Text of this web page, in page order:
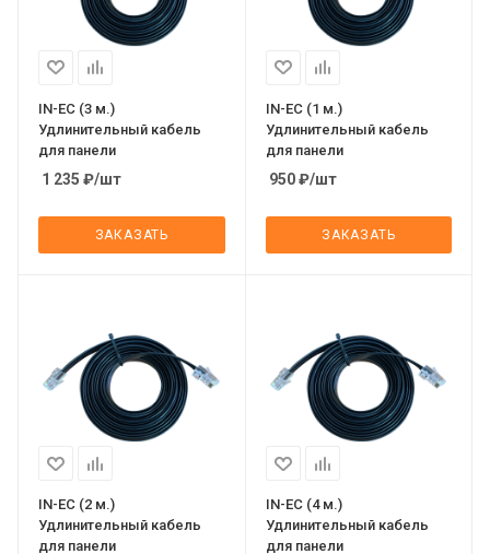
IN-EC (3 м.)
Удлинительный кабель
для панели
1 235 ₽/шт
ЗАКАЗАТЬ
IN-EC (1 м.)
Удлинительный кабель
для панели
950₽/шт
ЗАКАЗАТЬ
IN-EC (2 м.)
Удлинительный кабель
для панели
IN-EC (4 м.)
Удлинительный кабель
для панели